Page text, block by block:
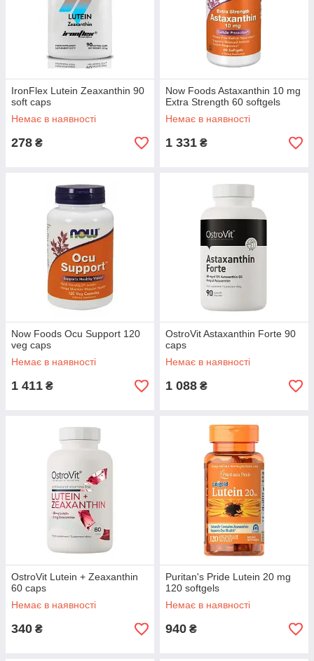
IronFlex Lutein Zeaxanthin 90
soft caps
Немає в наявності
278 ₴
Now Foods Astaxanthin 10 mg
Extra Strength 60 softgels
Немає в наявності
1 331 ₴
Now Foods Ocu Support 120
veg caps
Немає в наявності
1 411 ₴
OstroVit Astaxanthin Forte 90
caps
Немає в наявності
1 088 ₴
OstroVit Lutein + Zeaxanthin
60 caps
Немає в наявності
340 ₴
Puritan's Pride Lutein 20 mg
120 softgels
Немає в наявності
940 ₴